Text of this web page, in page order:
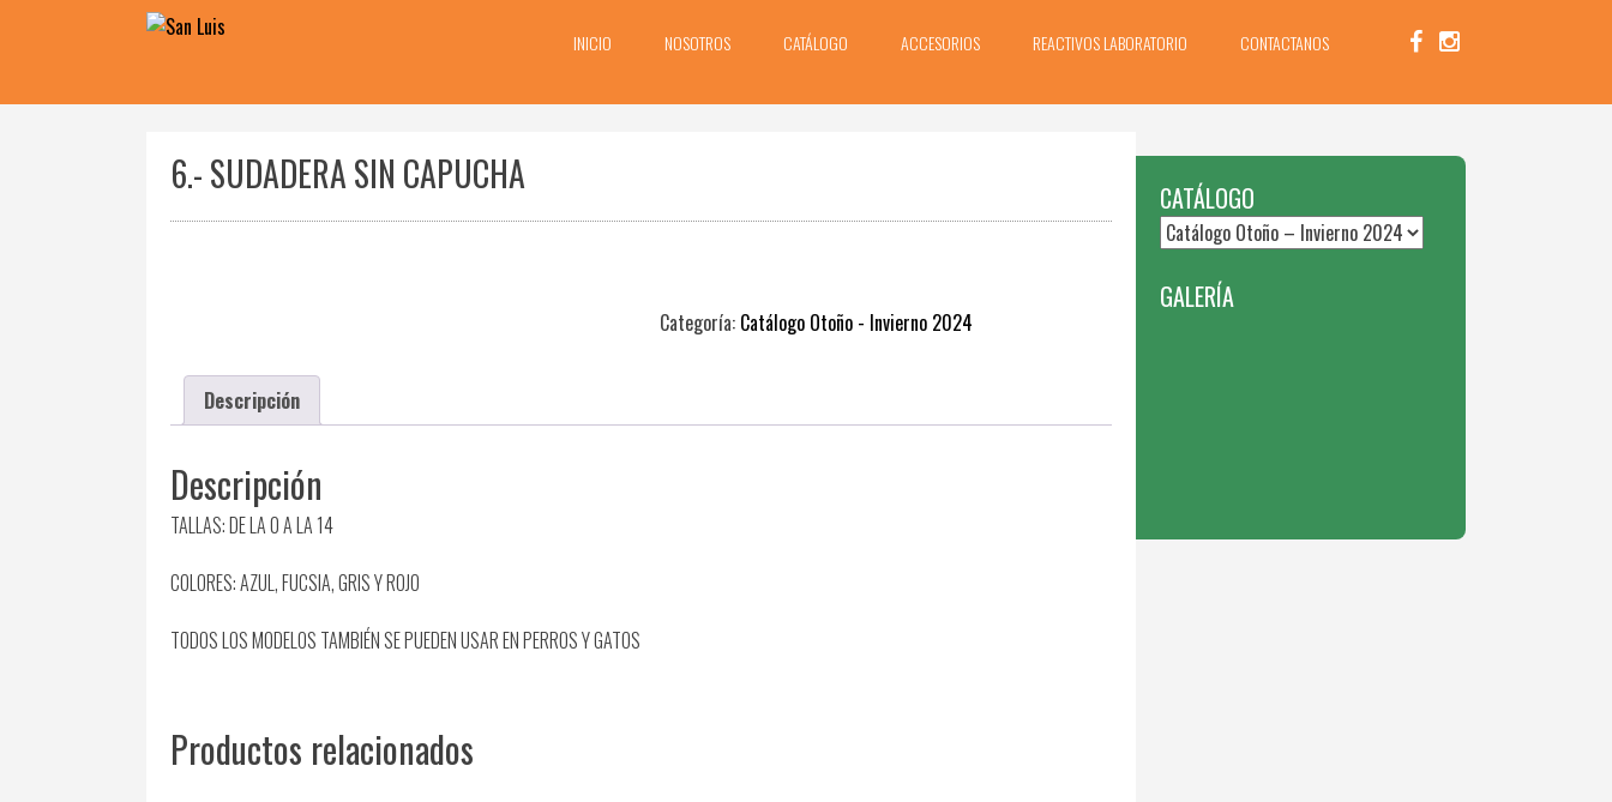
INICIO NOSOTROS CATÁLOGO ACCESORIOS REACTIVOS LABORATORIO CONTACTANOS
6.- SUDADERA SIN CAPUCHA
Categoría: Catálogo Otoño - Invierno 2024
Descripción
Descripción
TALLAS: DE LA 0 A LA 14
COLORES: AZUL, FUCSIA, GRIS Y ROJO
TODOS LOS MODELOS TAMBIÉN SE PUEDEN USAR EN PERROS Y GATOS
Productos relacionados
CATÁLOGO
GALERÍA